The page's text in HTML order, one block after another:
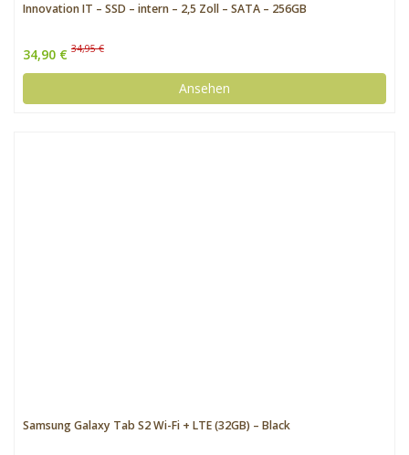
Innovation IT – SSD – intern – 2,5 Zoll – SATA – 256GB
34,90 € 34,95 €
Ansehen
Samsung Galaxy Tab S2 Wi-Fi + LTE (32GB) – Black